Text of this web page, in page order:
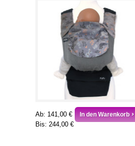
Ab: 141,00 €
Bis: 244,00 €
In den Warenkorb